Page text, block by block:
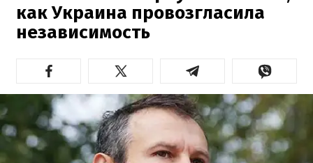
как Украина провозгласила
независимость